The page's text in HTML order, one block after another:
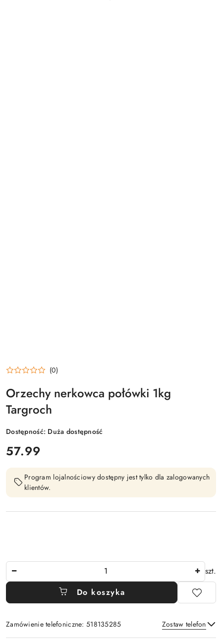
(0)
Orzechy nerkowca połówki 1kg
Targroch
Dostępność: Duża dostępność
cena:
57.99
Program lojalnościowy dostępny jest tylko dla zalogowanych
klientów.
szt.
Do koszyka
Zamówienie telefoniczne: 518135285 Zostaw telefon